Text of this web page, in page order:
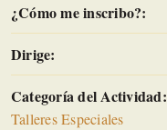
¿Cómo me inscribo?:
Dirige:
Categoría del Actividad:
Talleres Especiales